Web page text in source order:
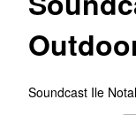
Soundcast Ile